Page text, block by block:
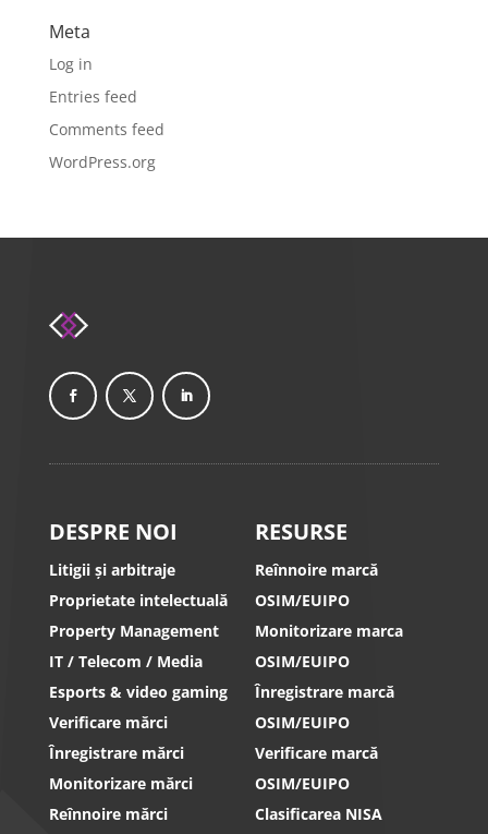
Meta
Log in
Entries feed
Comments feed
WordPress.org
DESPRE NOI
Litigii și arbitraje
Proprietate intelectuală
Property Management
IT / Telecom / Media
Esports & video gaming
Verificare mărci
Înregistrare mărci
Monitorizare mărci
Reînnoire mărci
RESURSE
Reînnoire marcă
OSIM/EUIPO
Monitorizare marca
OSIM/EUIPO
Înregistrare marcă
OSIM/EUIPO
Verificare marcă
OSIM/EUIPO
Clasificarea NISA